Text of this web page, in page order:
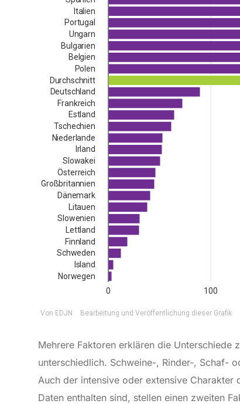
Mehrere Faktoren erklären die Unterschiede
unterschiedlich. Schweine-, Rinder-, Schaf-
Auch der intensive oder extensive Charakter
Daten enthalten sind, stellen einen zweiten